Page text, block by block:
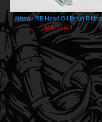
Nissan RB Head Oil Drain Fitting
SOLD OUT